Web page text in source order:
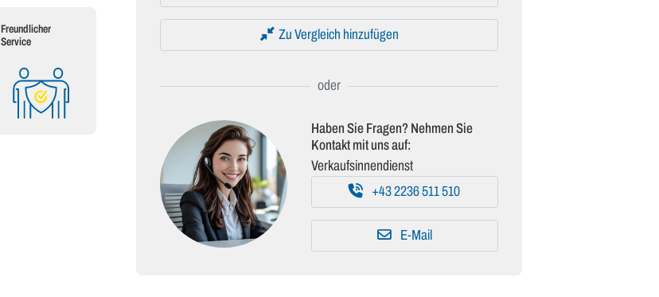
Freundlicher
Service
Zu Vergleich hinzufügen
Haben Sie Fragen? Nehmen Sie
Kontakt mit uns auf:
Verkaufsinnendienst
+43 2236 511 510
E-Mail